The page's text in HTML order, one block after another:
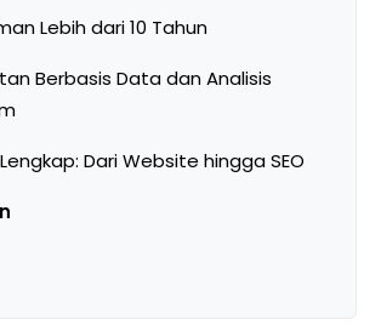
Lebih dari 10 Tahun
Berbasis Data dan Analisis
Dari Website hingga SEO